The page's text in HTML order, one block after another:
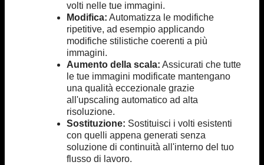
volti nelle tue immagini.
Modifica: Automatizza le modifiche
ripetitive, ad esempio applicando
modifiche stilistiche coerenti a più
immagini.
Aumento della scala: Assicurati che tutte
le tue immagini modificate mantengano
una qualità eccezionale grazie
all'upscaling automatico ad alta
risoluzione.
Sostituzione: Sostituisci i volti esistenti
con quelli appena generati senza
soluzione di continuità all'interno del tuo
flusso di lavoro.